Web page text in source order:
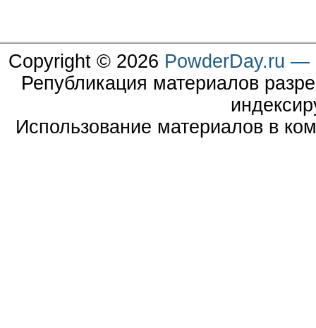
Copyright © 2026 PowderDay.ru —
Републикация материалов
Использование материалов в